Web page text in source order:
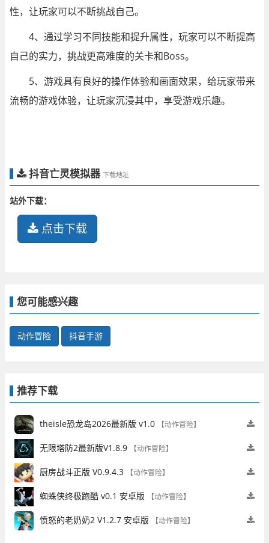
性，让玩家可以不断挑战自己。
4、通过学习不同技能和提升属性，玩家可以不断提高
自己的实力，挑战更高难度的关卡和Boss。
5、游戏具有良好的操作体验和画面效果，给玩家带来
流畅的游戏体验，让玩家沉浸其中，享受游戏乐趣。
抖音亡灵模拟器 下载地址
站外下载：
点击下载
您可能感兴趣
动作冒险 抖音手游
推荐下载
theisle恐龙岛2026最新版 v1.0 【动作冒险】
无限塔防2最新版V1.8.9 【动作冒险】
厨房战斗正版 V0.9.4.3 【动作冒险】
蜘蛛侠终极跑酷 v0.1 安卓版 【动作冒险】
愤怒的老奶奶2 V1.2.7 安卓版 【动作冒险】